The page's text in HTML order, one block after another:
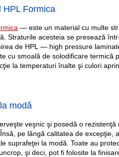
HPL Formicа
— este un material cu multe
Straturile acesteia se presează
de HPL — high pressure
cu smoală de solodificare termică
la temperaturi înalte şi culori
modă
veşnic şi posedă o
pe lângă calitatea de excepţie,
suprafeţei la modă. Toate au
şi deci, pot fi folosite la